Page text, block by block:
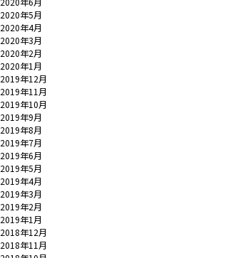
2020年5月
2020年4月
2020年3月
2020年2月
2020年1月
2019年12月
2019年11月
2019年10月
2019年9月
2019年8月
2019年7月
2019年6月
2019年5月
2019年4月
2019年3月
2019年2月
2019年1月
2018年12月
2018年11月